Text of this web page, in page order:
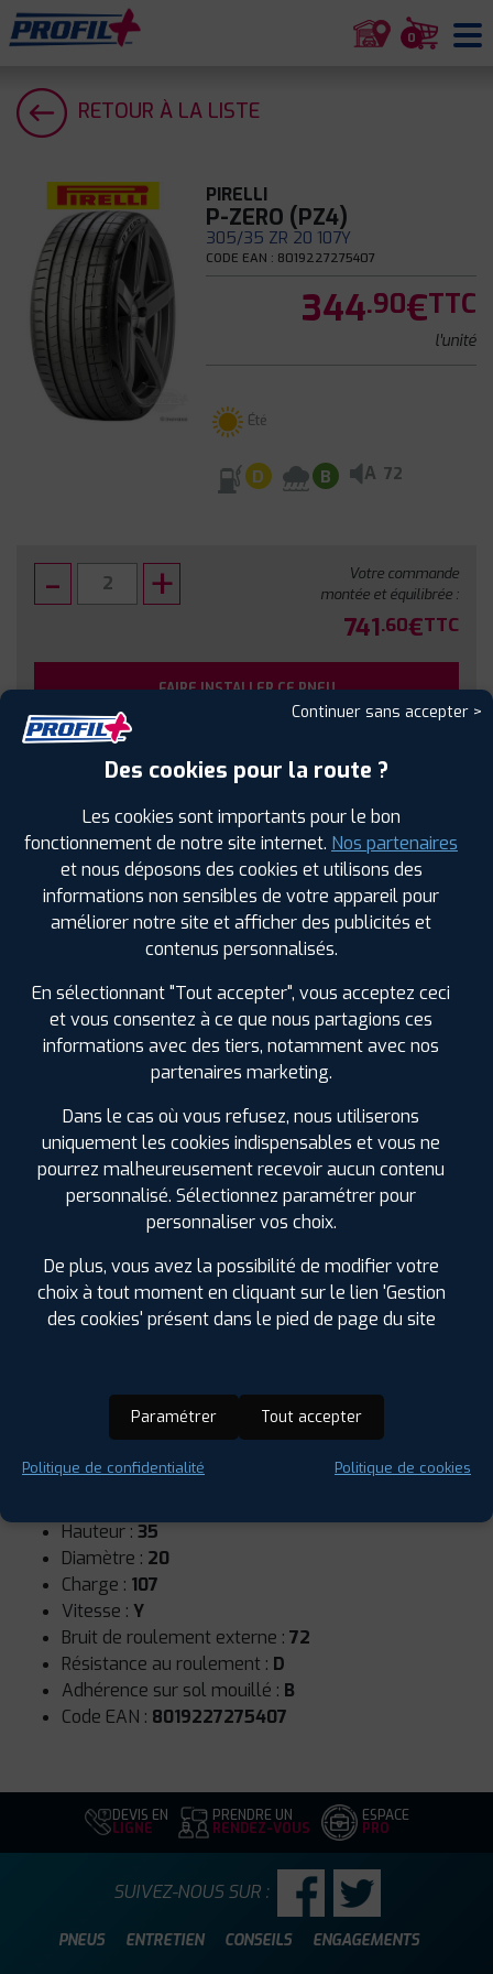
0
RETOUR À LA LISTE
PIRELLI
P-ZERO (PZ4)
305/35 ZR 20 107Y
CODE EAN : 8019227275407
344.90€TTC
l'unité
Été
D B A 72
Votre commande
montée et équilibrée :
741.60€TTC
FAIRE INSTALLER CE PNEU
Sous réserve de disponibilité en agence
SPÉCIFICATIONS AVIS CLIENTS ÉTIQUETAGE
Étiquetage
Runflat :Non
Hauteur : 35
Diamètre : 20
Charge : 107
Vitesse : Y
Bruit de roulement externe : 72
Résistance au roulement : D
Adhérence sur sol mouillé : B
Code EAN : 8019227275407
DEVIS EN
LIGNE
PRENDRE UN
RENDEZ-VOUS
ESPACE
PRO
PNEUS ENTRETIEN CONSEILS ENGAGEMENTS
SUIVEZ-NOUS SUR :
Continuer sans accepter >
Des cookies pour la route ?
Les cookies sont importants pour le bon
fonctionnement de notre site internet. Nos partenaires
et nous déposons des cookies et utilisons des
informations non sensibles de votre appareil pour
améliorer notre site et afficher des publicités et
contenus personnalisés.
En sélectionnant "Tout accepter", vous acceptez ceci
et vous consentez à ce que nous partagions ces
informations avec des tiers, notamment avec nos
partenaires marketing.
Dans le cas où vous refusez, nous utiliserons
uniquement les cookies indispensables et vous ne
pourrez malheureusement recevoir aucun contenu
personnalisé. Sélectionnez paramétrer pour
personnaliser vos choix.
De plus, vous avez la possibilité de modifier votre
choix à tout moment en cliquant sur le lien 'Gestion
des cookies' présent dans le pied de page du site
Paramétrer Tout accepter
Politique de confidentialité Politique de cookies